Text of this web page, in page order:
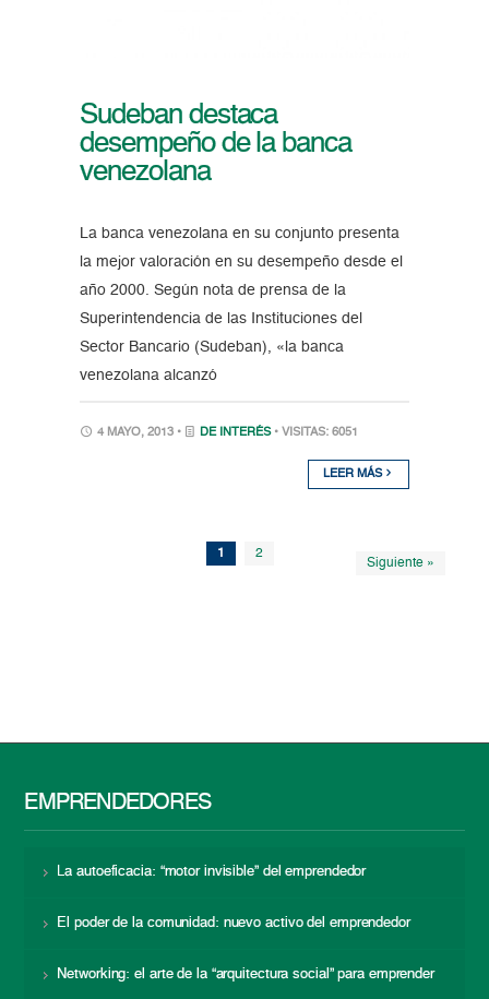
Sudeban destaca
desempeño de la banca
venezolana
La banca venezolana en su conjunto presenta
la mejor valoración en su desempeño desde el
año 2000. Según nota de prensa de la
Superintendencia de las Instituciones del
Sector Bancario (Sudeban), «la banca
venezolana alcanzó
4 MAYO, 2013 • DE INTERÉS • VISITAS: 6051
LEER MÁS
1 2
Siguiente »
EMPRENDEDORES
La autoeficacia: “motor invisible” del emprendedor
El poder de la comunidad: nuevo activo del emprendedor
Networking: el arte de la “arquitectura social” para emprender